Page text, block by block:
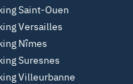
Saint-Ouen
Versailles
Nîmes
Suresnes
Villeurbanne